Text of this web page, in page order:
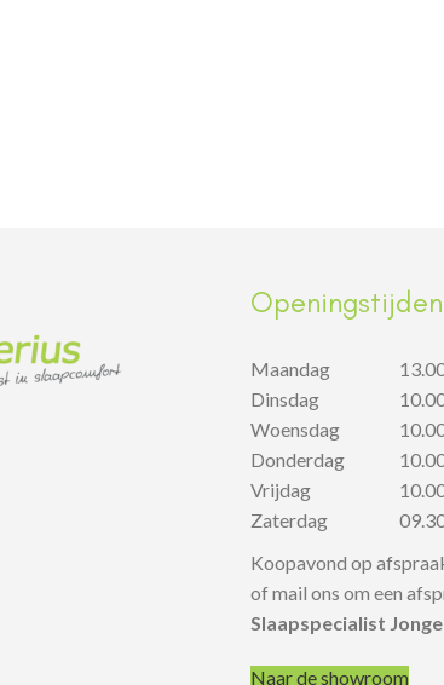
Maandag
Dinsdag
Woensdag
Donderdag
Vrijdag
Zaterdag
Koopavond op
of mail ons om een
Slaapspecialist
Naar de showroom